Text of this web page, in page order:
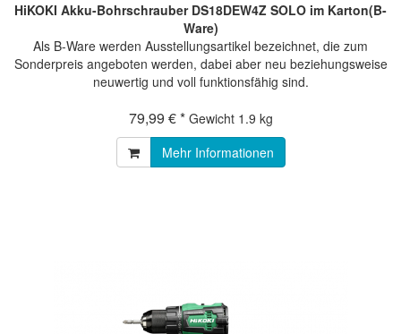
HiKOKI Akku-Bohrschrauber DS18DEW4Z SOLO im Karton(B-
Ware)
Als B-Ware werden Ausstellungsartikel bezeichnet, die zum
Sonderpreis angeboten werden, dabei aber neu beziehungsweise
neuwertig und voll funktionsfähig sind.
79,99 € * Gewicht 1.9 kg
Mehr Informationen